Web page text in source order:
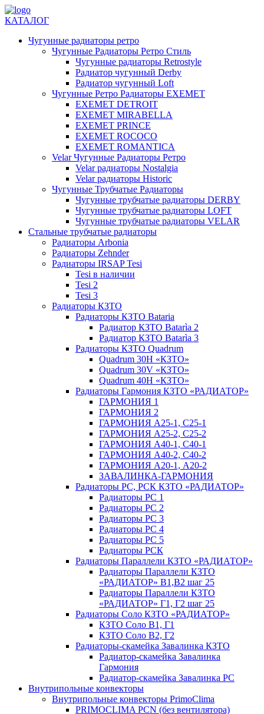
КАТАЛОГ
Чугунные радиаторы ретро
Чугунные Радиаторы Ретро Стиль
Чугунные радиаторы Retrostyle
Радиатор чугунный Derby
Радиатор чугунный Loft
Чугунные Ретро Радиаторы EXEMET
EXEMET DETROIT
EXEMET MIRABELLA
EXEMET PRINCE
EXEMET ROCOCO
EXEMET ROMANTICA
Velar Чугунные Радиаторы Ретро
Velar радиаторы Nostalgia
Velar радиаторы Historic
Чугунные Трубчатые Радиаторы
Чугунные трубчатые радиаторы DERBY
Чугунные трубчатые радиаторы LOFT
Чугунные трубчатые радиаторы VELAR
Стальные трубчатые радиаторы
Радиаторы Arbonia
Радиаторы Zehnder
Радиаторы IRSAP Tesi
Tesi в наличии
Tesi 2
Tesi 3
Радиаторы КЗТО
Радиаторы КЗТО Bataria
Радиатор КЗТО Batarìa 2
Радиатор КЗТО Batarìa 3
Радиаторы КЗТО Quadrum
Quadrum 30H «КЗТО»
Quadrum 30V «КЗТО»
Quadrum 40H «КЗТО»
Радиаторы Гармония КЗТО «РАДИАТОР»
ГАРМОНИЯ 1
ГАРМОНИЯ 2
ГАРМОНИЯ А25-1, С25-1
ГАРМОНИЯ А25-2, С25-2
ГАРМОНИЯ А40-1, С40-1
ГАРМОНИЯ А40-2, С40-2
ГАРМОНИЯ А20-1, А20-2
ЗАВАЛИНКА-ГАРМОНИЯ
Радиаторы РС, РСК КЗТО «РАДИАТОР»
Радиаторы РС 1
Радиаторы РС 2
Радиаторы РС 3
Радиаторы РС 4
Радиаторы РС 5
Радиаторы РСК
Радиаторы Параллели КЗТО «РАДИАТОР»
Радиаторы Параллели КЗТО
«РАДИАТОР» В1,В2 шаг 25
Радиаторы Параллели КЗТО
«РАДИАТОР» Г1, Г2 шаг 25
Радиаторы Соло КЗТО «РАДИАТОР»
КЗТО Соло В1, Г1
КЗТО Соло В2, Г2
Радиаторы-скамейка Завалинка КЗТО
Радиатор-скамейка Завалинка
Гармония
Радиатор-скамейка Завалинка РС
Внутрипольные конвекторы
Внутрипольные конвекторы PrimoClima
PRIMOCLIMA PCN (без вентилятора)